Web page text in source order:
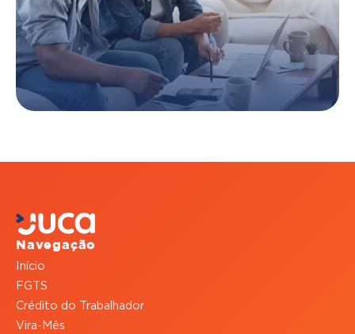
Navegação
Início
FGTS
Crédito do Trabalhador
Vira-Mês